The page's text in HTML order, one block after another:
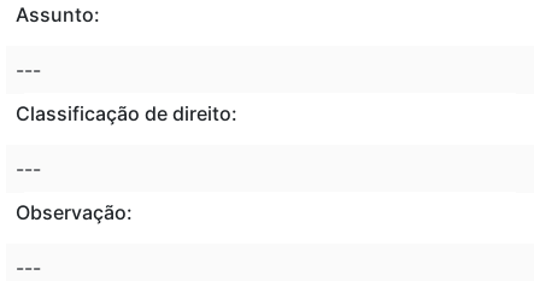
Assunto:
---
Classificação de direito:
---
Observação:
---